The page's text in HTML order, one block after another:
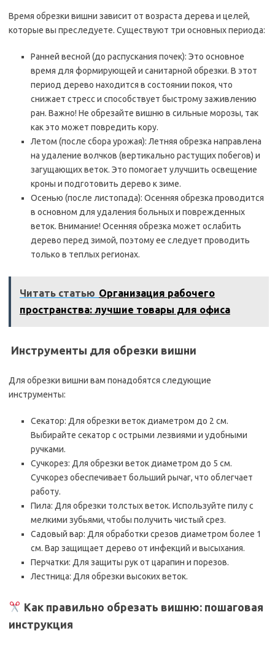
Время обрезки вишни зависит от возраста дерева и целей,
которые вы преследуете. Существуют три основных периода:
Ранней весной (до распускания почек): Это основное
время для формирующей и санитарной обрезки. В этот
период дерево находится в состоянии покоя, что
снижает стресс и способствует быстрому заживлению
ран. Важно! Не обрезайте вишню в сильные морозы, так
как это может повредить кору.
Летом (после сбора урожая): Летняя обрезка направлена
на удаление волчков (вертикально растущих побегов) и
загущающих веток. Это помогает улучшить освещение
кроны и подготовить дерево к зиме.
Осенью (после листопада): Осенняя обрезка проводится
в основном для удаления больных и поврежденных
веток. Внимание! Осенняя обрезка может ослабить
дерево перед зимой, поэтому ее следует проводить
только в теплых регионах.
Читать статью Организация рабочего
пространства: лучшие товары для офиса
️ Инструменты для обрезки вишни
Для обрезки вишни вам понадобятся следующие
инструменты:
Секатор: Для обрезки веток диаметром до 2 см.
Выбирайте секатор с острыми лезвиями и удобными
ручками.
Сучкорез: Для обрезки веток диаметром до 5 см.
Сучкорез обеспечивает больший рычаг, что облегчает
работу.
Пила: Для обрезки толстых веток. Используйте пилу с
мелкими зубьями, чтобы получить чистый срез.
Садовый вар: Для обработки срезов диаметром более 1
см. Вар защищает дерево от инфекций и высыхания.
Перчатки: Для защиты рук от царапин и порезов.
Лестница: Для обрезки высоких веток.
Как правильно обрезать вишню: пошаговая
инструкция